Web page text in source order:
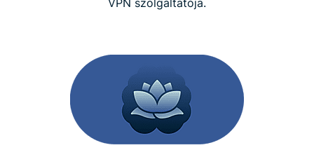
VPN szolgáltatója.